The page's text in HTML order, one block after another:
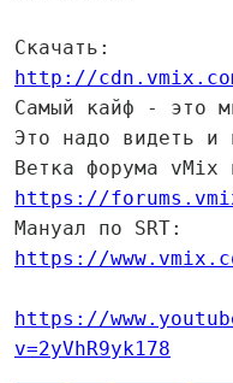
Скачать:
http://
Самый кайф - это
Это надо видеть и
Ветка форума vMix
https://
Мануал по SRT:
https://
https://
v=2yVhR9yk178